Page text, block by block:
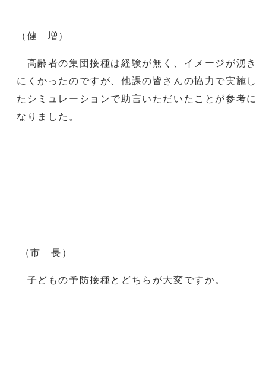
（健 増）
高齢者の集団接種は経験が無く、イメージが湧き
にくかったのですが、他課の皆さんの協力で実施し
たシミュレーションで助言いただいたことが参考に
なりました。
（市 長）
子どもの予防接種とどちらが大変ですか。